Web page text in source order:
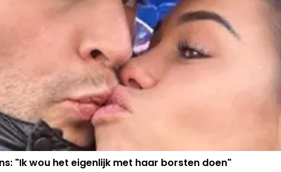
"Ik wou het eigenlijk met haar borsten doen"